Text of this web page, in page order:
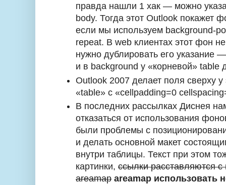
правда нашли 1 хак — можно
body. Тогда этот Outlook покажет
если мы используем background-
repeat. В web клиентах этот фон
нужно дублировать его указание
и в background у «корневой» table
Outlook 2007 делает поля сверху
«table» с «cellpadding=0
В последних рассылках Диснея
отказаться от использования
были проблемы с
и делать основной макет
внутри таблицы. Текст при этом
картинки, ссылки расставляются
areamap areamap использовать